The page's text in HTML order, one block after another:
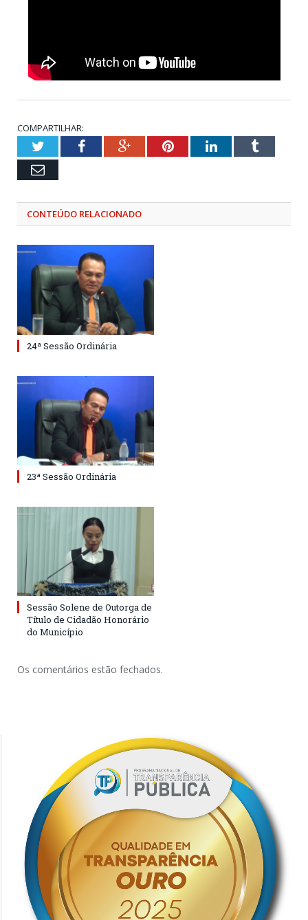
COMPARTILHAR:
TwitterFacebookGoogle+PinterestLinkedInTumblr
Email
CONTEÚDO RELACIONADO
24ª Sessão Ordinária
23ª Sessão Ordinária
Sessão Solene de Outorga de
Título de Cidadão Honorário
do Município
Os comentários estão fechados.